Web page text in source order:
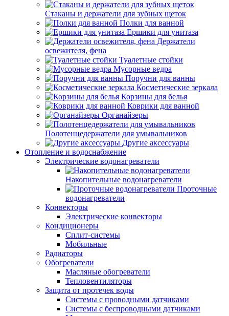
Стаканы и держатели для зубных щеток
Полки для ванной
Ершики для унитаза
Держатели
освежителя, фена
Туалетные стойки
Мусорные ведра
Поручни для ванны
Косметические зеркала
Корзины для белья
Коврики для ванной
Органайзеры
Полотенцедержатели для умывальников
Другие аксессуары
Отопление и водоснабжение
Электрические водонагреватели
Накопительные водонагреватели
Проточные
водонагреватели
Конвекторы
Электрические конвекторы
Кондиционеры
Сплит-системы
Мобильные
Радиаторы
Обогреватели
Масляные обогреватели
Тепловентиляторы
Защита от протечек воды
Системы с проводными датчиками
Системы с беспроводными датчиками